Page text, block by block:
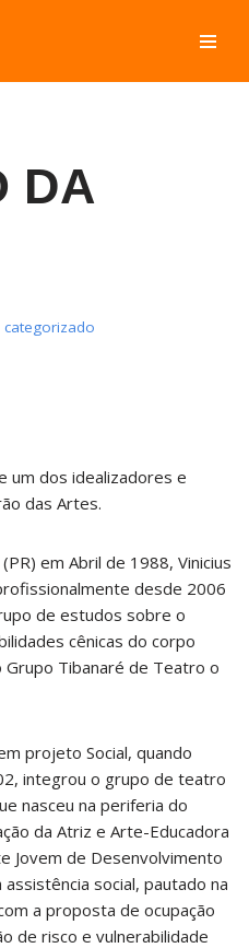
DA
categorizado
um dos idealizadores e
das Artes.
em Abril de 1988, Vinicius
desde 2006
de estudos sobre o
cênicas do corpo
Tibanaré de Teatro o
projeto Social, quando
integrou o grupo de teatro
nasceu na periferia do
da Atriz e Arte-Educadora
Jovem de Desenvolvimento
assistência social, pautado na
a proposta de ocupação
de risco e vulnerabilidade